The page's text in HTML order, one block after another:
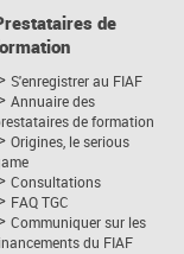
de
S'enregistrer au FIAF
Annuaire des
de formation
Origines, le serious
Consultations
FAQ TGC
Communiquer sur les
du FIAF